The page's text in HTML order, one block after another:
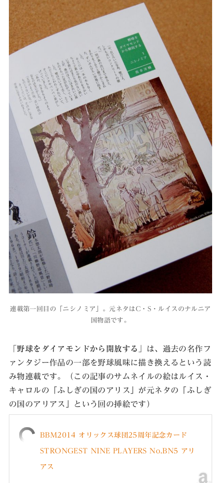
連載第一回目の「ニシノミア」。元ネタはC・S・ルイスのナルニア
国物語です。
「野球をダイアモンドから開放する」
は、過去の名作フ
ァンタジー作品の一部を野球風味に描き換えるという読
み物連載です。（この記事のサムネイルの絵はルイス・
キャロルの「ふしぎの国のアリス」が元ネタの「ふしぎ
の国のアリアス」という回の挿絵です）
BBM2014 オリックス球団25周年記念カード
STRONGEST NINE PLAYERS No.BN5 アリ
アス